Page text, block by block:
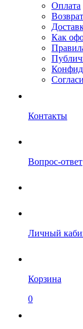
Оплата
Как
Контакты
Вопрос-ответ
Личный
Корзина
0